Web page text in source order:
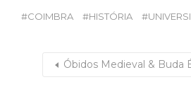
COIMBRA HISTÓRIA
Óbidos Medieval & Buda